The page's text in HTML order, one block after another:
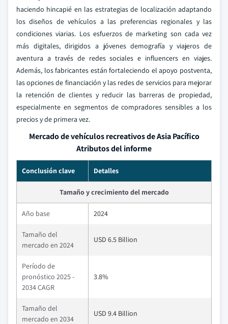
haciendo hincapié en las estrategias de localización adaptando
los diseños de vehículos a las preferencias regionales y las
condiciones viarias. Los esfuerzos de marketing son cada vez
más digitales, dirigidos a jóvenes demografía y viajeros de
aventura a través de redes sociales e influencers en viajes.
Además, los fabricantes están fortaleciendo el apoyo postventa,
las opciones de financiación y las redes de servicios para mejorar
la retención de clientes y reducir las barreras de propiedad,
especialmente en segmentos de compradores sensibles a los
precios y de primera vez.
Mercado de vehículos recreativos de Asia Pacífico
Atributos del informe
Conclusión clave Detalles
Tamaño y crecimiento del mercado
Año base 2024
Tamaño del
mercado en 2024
USD 6.5 Billion
Período de
pronóstico 2025 -
2034 CAGR
3.8%
Tamaño del
mercado en 2034
USD 9.4 Billion